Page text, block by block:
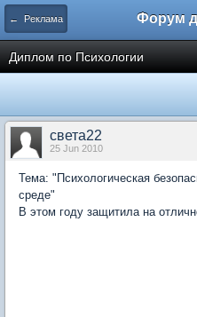
← Реклама
Диплом по Психологии
света22
25 Jun 2010
Тема: "Психологическая
среде"
В этом году защитила на